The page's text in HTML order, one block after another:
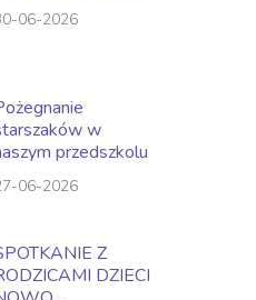
06-2026
w
przedszkolu
06-2026
Z
DZIECI